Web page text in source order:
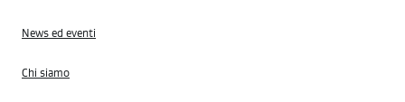
News ed eventi
Chi siamo